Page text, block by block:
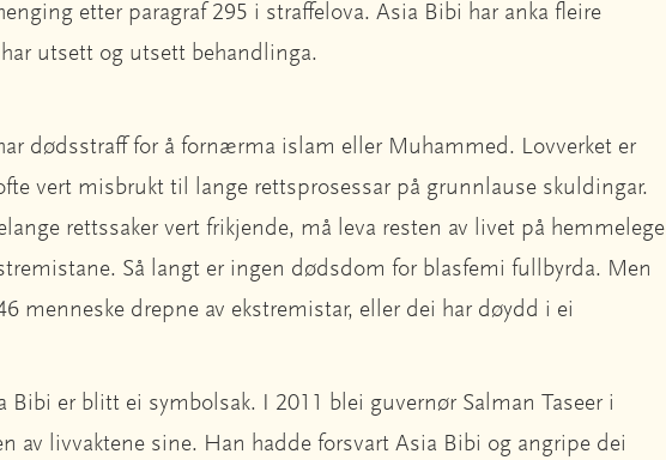
etter paragraf 295 i straffelova. Asia Bibi har anka fleire
utsett og utsett behandlinga.
dødsstraff for å fornærma islam eller Muhammed. Lovverket er
vert misbrukt til lange rettsprosessar på grunnlause skuldingar.
rettssaker vert frikjende, må leva resten av livet på hemmelege
Så langt er ingen dødsdom for blasfemi fullbyrda. Men
menneske drepne av ekstremistar, eller dei har døydd i ei
er blitt ei symbolsak. I 2011 blei guvernør Salman Taseer i
av livvaktene sine. Han hadde forsvart Asia Bibi og angripe dei